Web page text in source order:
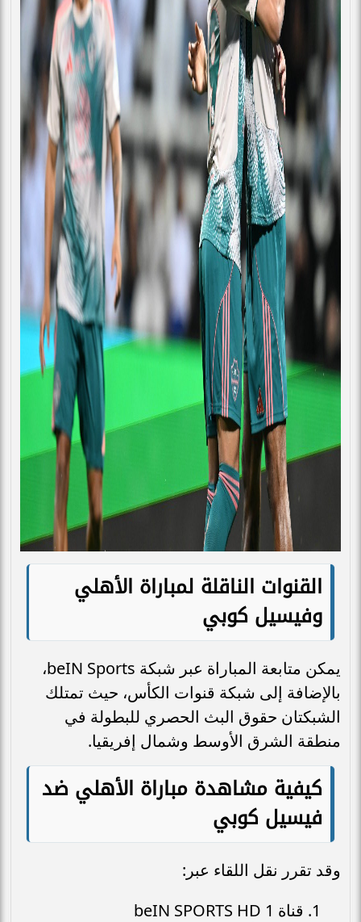
القنوات الناقلة لمباراة الأهلي
وفيسيل كوبي
يمكن متابعة المباراة عبر شبكة beIN Sports،
بالإضافة إلى شبكة قنوات الكأس، حيث تمتلك
الشبكتان حقوق البث الحصري للبطولة في
منطقة الشرق الأوسط وشمال إفريقيا.
كيفية مشاهدة مباراة الأهلي ضد
فيسيل كوبي
وقد تقرر نقل اللقاء عبر:
قناة beIN SPORTS HD 1